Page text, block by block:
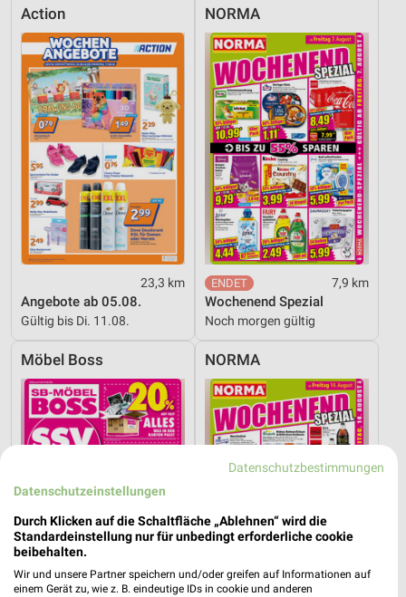
Action
23,3 km
Angebote ab 05.08.
Gültig bis Di. 11.08.
NORMA
7,9 km
Wochenend Spezial
Noch morgen gültig
Möbel Boss NORMA
Datenschutzbestimmungen
Datenschutzeinstellungen
Durch Klicken auf die Schaltfläche „Ablehnen“ wird die
Standardeinstellung nur für unbedingt erforderliche cookie
beibehalten.
Wir und unsere Partner speichern und/oder greifen auf Informationen auf
einem Gerät zu, wie z. B. eindeutige IDs in cookie und anderen